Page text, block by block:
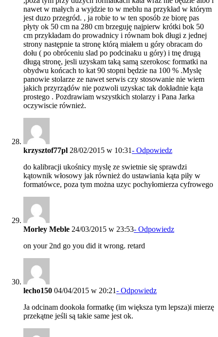
nawet w małych a wyjdzie to w meblu na przykład w którym
jest duzo przegród. , ja robie to w ten sposób ze biorę pas
płyty ok 50 cm na 280 cm brzeguję najpierw krótki bok 50
cm przykładam do prowadnicy i równam bok długi z jednej
strony następnie ta stronę którą miałem u góry obracam do
dołu ( po obróceniu slad po podcinaku u góry) i tnę drugą
długą stronę, jesli uzyskam taką samą szerokosc formatki na
obydwu końcach to kat 90 stopni będzie na 100 % .Myslę
panowie stolarze ze nawet serwis czy stosowanie nie wiem
jakich przyrządów nie pozwoli uzyskac tak dokładnie kąta
prostego . Pozdrawiam wszystkich stolarzy i Pana Jarka
oczywiscie również.
krzysztof77pl 28/02/2015 w 10:31- Odpowiedz
do kalibracji ukośnicy myslę ze swietnie się sprawdzi
kątownik włosowy jak również do ustawiania kąta piły w
formatówce, poza tym można uzyc pochyłomierza cyfrowego
Morley Meble 24/03/2015 w 23:53- Odpowiedz
on your 2nd go you did it wrong. retard
lecho150 04/04/2015 w 20:21- Odpowiedz
Ja odcinam dookoła formatkę (im większa tym lepsza)i mierzę
przekątne jeśli są takie same jest ok.